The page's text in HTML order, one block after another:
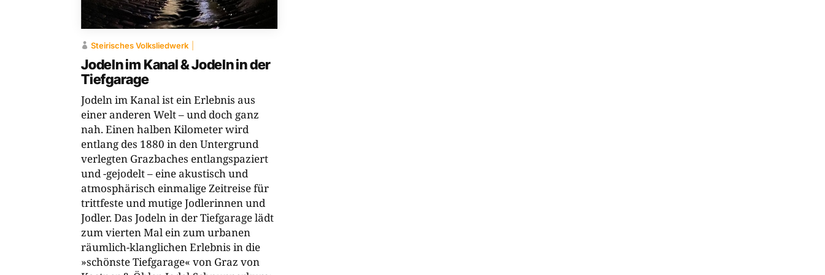
Jodeln im Kanal & Jodeln in der
Tiefgarage
Steirisches Volksliedwerk
Jodeln im Kanal ist ein Erlebnis aus
einer anderen Welt – und doch ganz
nah. Einen halben Kilometer wird
entlang des 1880 in den Untergrund
verlegten Grazbaches entlangspaziert
und -gejodelt – eine akustisch und
atmosphärisch einmalige Zeitreise für
trittfeste und mutige Jodlerinnen und
Jodler. Das Jodeln in der Tiefgarage lädt
zum vierten Mal ein zum urbanen
räumlich-​klanglichen Erlebnis in die
»schönste Tiefgarage« von Graz von